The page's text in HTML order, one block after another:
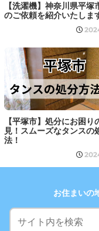
【洗濯機】神奈川県平塚
のご依頼を紹介いたしま
【平塚市】処分にお困り
見！スムーズなタンスの
法！
お住まいの